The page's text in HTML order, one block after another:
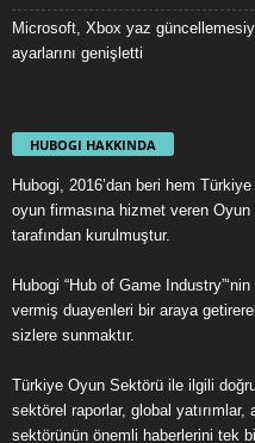
Microsoft, Xbox yaz
ayarlarını genişletti
HUBOGI HAKKINDA
Hubogi, 2016’dan beri hem
oyun firmasına hizmet veren
tarafından kurulmuştur.
Hubogi “Hub of Game
vermiş duayenleri bir araya
sizlere sunmaktır.
Türkiye Oyun Sektörü ile ilgili
sektörel raporlar, global
sektörünün önemli haberlerini tek